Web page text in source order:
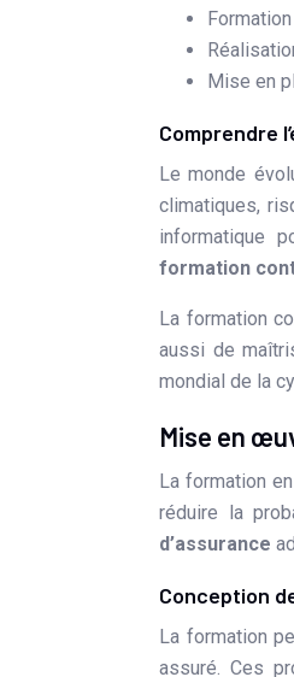
Mise en
Comprendre
Le monde
climatiques,
informatique
formation
La formation
aussi de
mondial de la
Mise en
La formation
réduire la
d’assurance
Conception
La formation
assuré. Ces